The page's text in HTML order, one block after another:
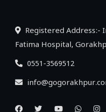
Registered Address:-
Fatima Hospital,
0551-3569512